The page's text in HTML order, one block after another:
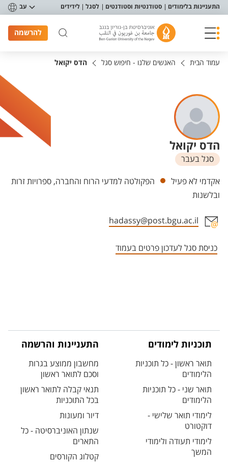
תפריט נגישות
התעניינות בלימודים סטודנטיות וסטודנטים לסגל לידידים עב
להרשמה
עמוד הבית האנשים שלנו - חיפוש סגל הדס יקואל
הדס יקואל
סגל בעבר
יחידות
אקדמי לא פעיל
הפקולטה למדעי הרוח והחברה, ספרויות זרות
ובלשנות
hadassy@post.bgu.ac.il
כניסת סגל לעדכון פרטים בעמוד
תוכניות לימודים
תואר ראשון - כל תוכניות
הלימודים
תואר שני - כל תוכניות
הלימודים
לימודי תואר שלישי -
דוקטורט
לימודי תעודה ולימודי
המשך
התעניינות והרשמה
מחשבון ממוצע בגרות
וסכם לתואר ראשון
תנאי קבלה לתואר ראשון
בכל התוכניות
דיור ומעונות
שנתון האוניברסיטה - כל
התארים
קטלוג הקורסים